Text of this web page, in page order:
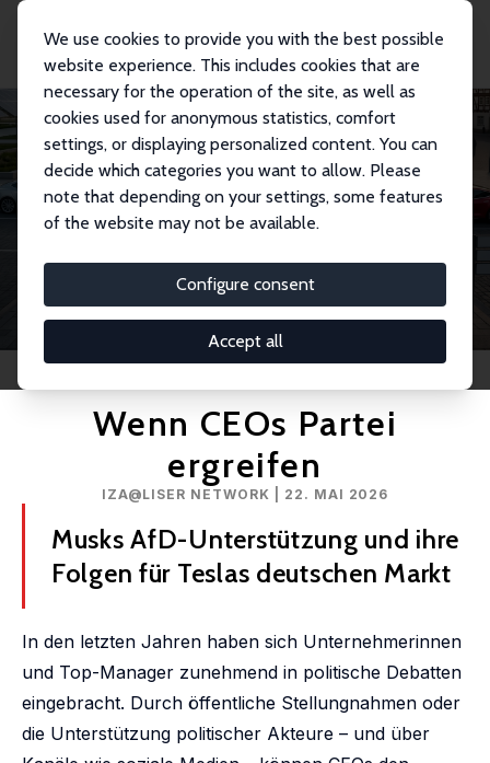
We use cookies to provide you with the best possible
website experience. This includes cookies that are
necessary for the operation of the site, as well as
cookies used for anonymous statistics, comfort
settings, or displaying personalized content. You can
decide which categories you want to allow. Please
note that depending on your settings, some features
of the website may not be available.
Configure consent
Accept all
Wenn CEOs Partei
ergreifen
IZA@LISER NETWORK | 22. MAI 2026
Musks AfD-Unterstützung und ihre
Folgen für Teslas deutschen Markt
In den letzten Jahren haben sich Unternehmerinnen
und Top-Manager zunehmend in politische Debatten
eingebracht. Durch öffentliche Stellungnahmen oder
die Unterstützung politischer Akteure – und über